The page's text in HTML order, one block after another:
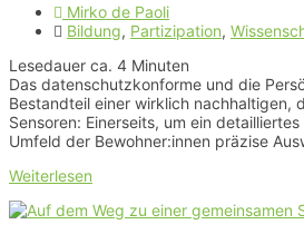
Mirko de Paoli
Bildung, Partizipation,
Lesedauer ca. 4 Minuten
Das datenschutzkonforme und die
Bestandteil einer wirklich nachhaltigen,
Sensoren: Einerseits, um ein
Umfeld der Bewohner:innen präzise
Weiterlesen